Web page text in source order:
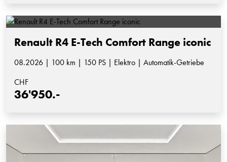
Renault R4 E-Tech Comfort Range iconic
08.2026 | 100 km | 150 PS | Elektro | Automatik-Getriebe
CHF
36'950.-